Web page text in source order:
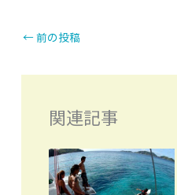
←前の投稿
関連記事